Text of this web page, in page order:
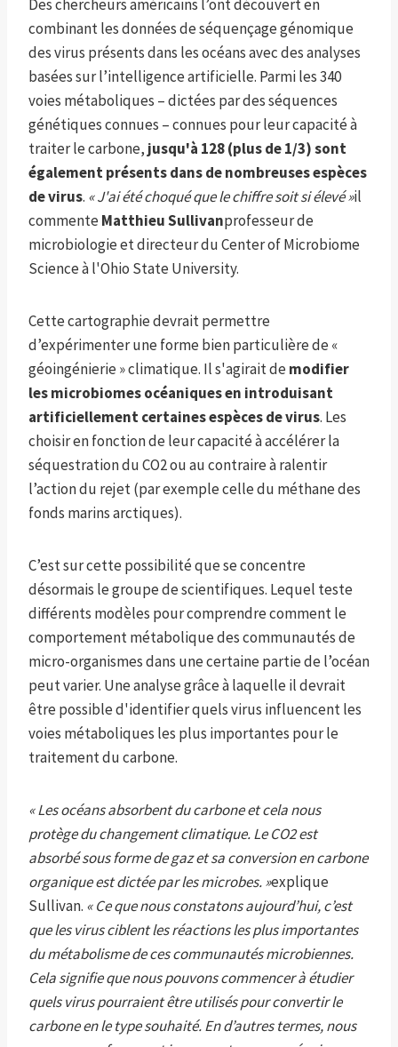
Des chercheurs américains l’ont découvert en
combinant les données de séquençage génomique
des virus présents dans les océans avec des analyses
basées sur l’intelligence artificielle. Parmi les 340
voies métaboliques – dictées par des séquences
génétiques connues – connues pour leur capacité à
traiter le carbone, jusqu'à 128 (plus de 1/3) sont
également présents dans de nombreuses espèces
de virus. « J'ai été choqué que le chiffre soit si élevé »il
commente Matthieu Sullivanprofesseur de
microbiologie et directeur du Center of Microbiome
Science à l'Ohio State University.
Cette cartographie devrait permettre
d’expérimenter une forme bien particulière de «
géoingénierie » climatique. Il s'agirait de modifier
les microbiomes océaniques en introduisant
artificiellement certaines espèces de virus. Les
choisir en fonction de leur capacité à accélérer la
séquestration du CO2 ou au contraire à ralentir
l’action du rejet (par exemple celle du méthane des
fonds marins arctiques).
C’est sur cette possibilité que se concentre
désormais le groupe de scientifiques. Lequel teste
différents modèles pour comprendre comment le
comportement métabolique des communautés de
micro-organismes dans une certaine partie de l’océan
peut varier. Une analyse grâce à laquelle il devrait
être possible d'identifier quels virus influencent les
voies métaboliques les plus importantes pour le
traitement du carbone.
« Les océans absorbent du carbone et cela nous
protège du changement climatique. Le CO2 est
absorbé sous forme de gaz et sa conversion en carbone
organique est dictée par les microbes. »explique
Sullivan. « Ce que nous constatons aujourd’hui, c’est
que les virus ciblent les réactions les plus importantes
du métabolisme de ces communautés microbiennes.
Cela signifie que nous pouvons commencer à étudier
quels virus pourraient être utilisés pour convertir le
carbone en le type souhaité. En d’autres termes, nous